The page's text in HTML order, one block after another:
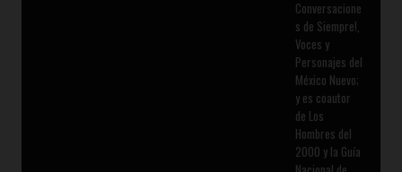
Conversacione
s de Siempre!,
Voces y
Personajes del
México Nuevo;
y es coautor
de Los
Hombres del
2000 y la Guía